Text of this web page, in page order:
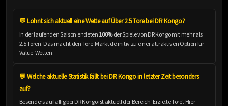
💬 Lohnt sich aktuell eine Wette auf Über 2.5 Tore bei DR Kongo?
In der laufenden Saison endeten 100%der Spiele von DR Kongo mit mehr als
2.5 Toren. Das macht den Tore-Markt definitiv zu einer attraktiven Option für
Value-Wetten.
💬 Welche aktuelle Statistik fällt bei DR Kongo in letzter Zeit besonders
auf?
Besonders auffällig bei DR Kongo ist aktuell der Bereich 'Erzielte Tore'. Hier